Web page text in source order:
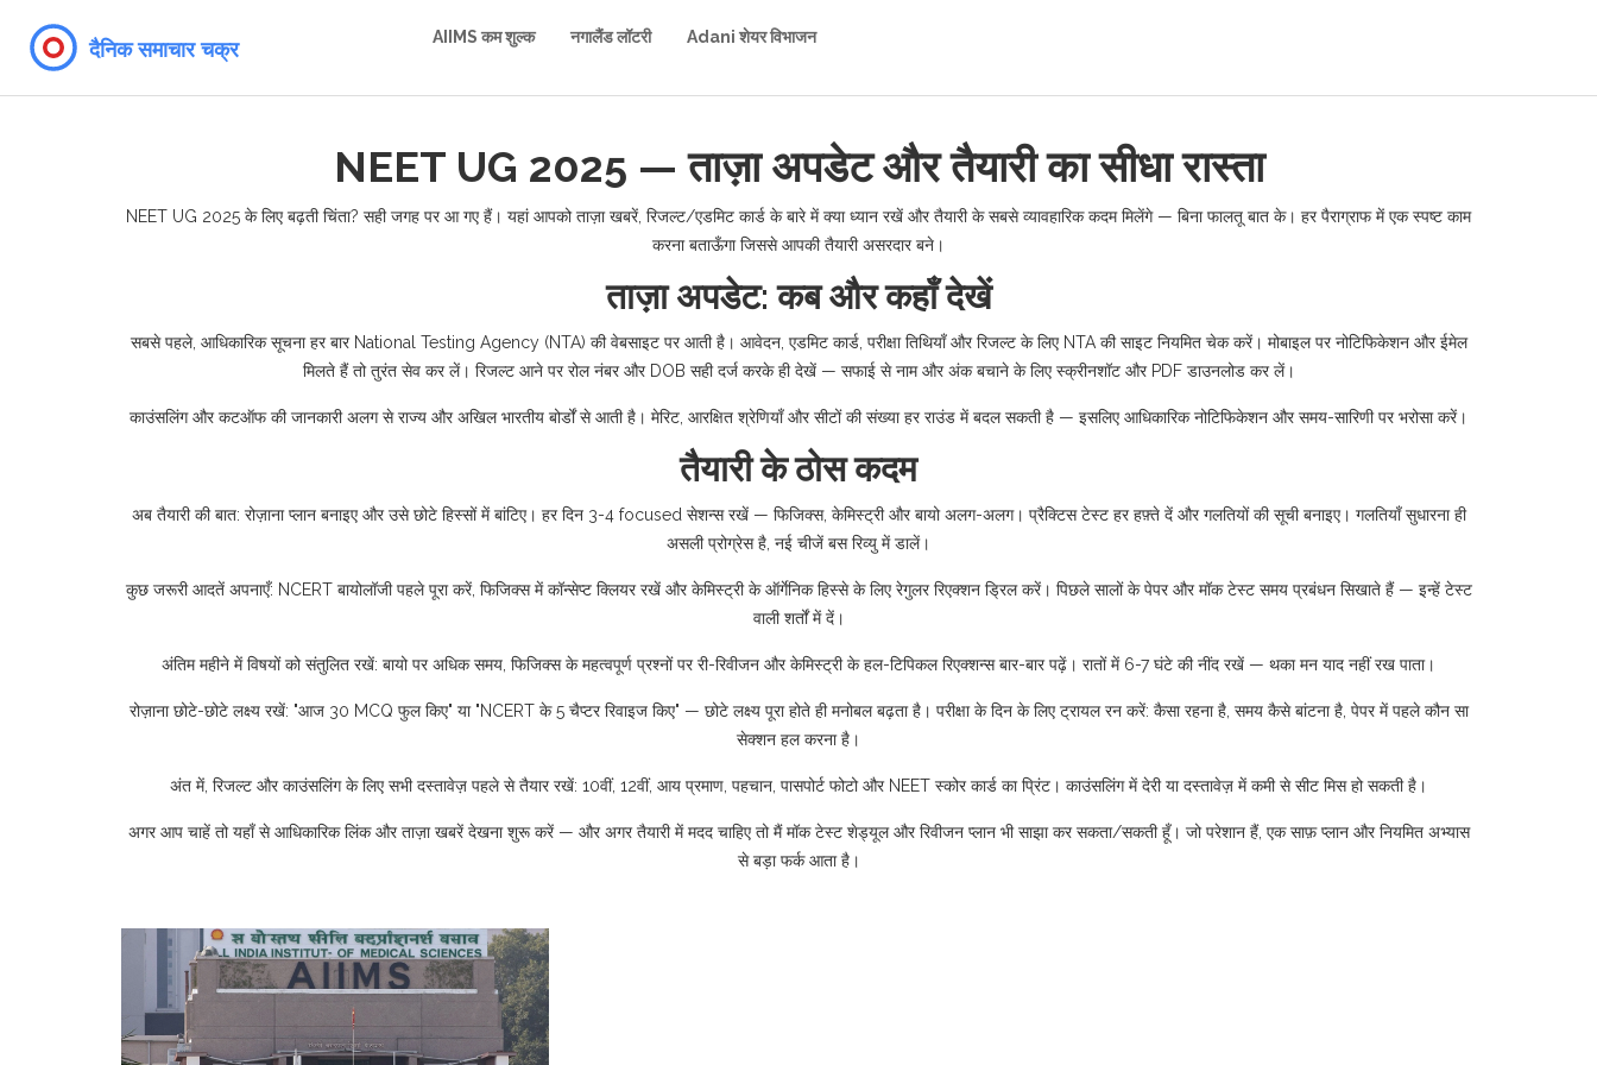
AIIMS कम शुल्क नगालैंड लॉटरी Adani शेयर विभाजन
NEET UG 2025 — ताज़ा अपडेट और तैयारी का सीधा रास्ता
NEET UG 2025 के लिए बढ़ती चिंता? सही जगह पर आ गए हैं। यहां आपको ताज़ा खबरें, रिजल्ट/एडमिट कार्ड के बारे में क्या ध्यान रखें और तैयारी के सबसे व्यावहारिक कदम मिलेंगे — बिना फालतू बात के। हर पैराग्राफ में एक स्पष्ट काम
करना बताऊँगा जिससे आपकी तैयारी असरदार बने।
ताज़ा अपडेट: कब और कहाँ देखें
सबसे पहले, आधिकारिक सूचना हर बार National Testing Agency (NTA) की वेबसाइट पर आती है। आवेदन, एडमिट कार्ड, परीक्षा तिथियाँ और रिजल्ट के लिए NTA की साइट नियमित चेक करें। मोबाइल पर नोटिफिकेशन और ईमेल
मिलते हैं तो तुरंत सेव कर लें। रिजल्ट आने पर रोल नंबर और DOB सही दर्ज करके ही देखें — सफाई से नाम और अंक बचाने के लिए स्क्रीनशॉट और PDF डाउनलोड कर लें।
काउंसलिंग और कटऑफ की जानकारी अलग से राज्य और अखिल भारतीय बोर्डों से आती है। मेरिट, आरक्षित श्रेणियाँ और सीटों की संख्या हर राउंड में बदल सकती है — इसलिए आधिकारिक नोटिफिकेशन और समय-सारिणी पर भरोसा करें।
तैयारी के ठोस कदम
अब तैयारी की बात: रोज़ाना प्लान बनाइए और उसे छोटे हिस्सों में बांटिए। हर दिन 3-4 focused सेशन्स रखें — फिजिक्स, केमिस्ट्री और बायो अलग-अलग। प्रैक्टिस टेस्ट हर हफ़्ते दें और गलतियों की सूची बनाइए। गलतियाँ सुधारना ही
असली प्रोग्रेस है, नई चीजें बस रिव्यु में डालें।
कुछ जरूरी आदतें अपनाएँ: NCERT बायोलॉजी पहले पूरा करें, फिजिक्स में कॉन्सेप्ट क्लियर रखें और केमिस्ट्री के ऑर्गेनिक हिस्से के लिए रेगुलर रिएक्शन ड्रिल करें। पिछले सालों के पेपर और मॉक टेस्ट समय प्रबंधन सिखाते हैं — इन्हें टेस्ट
वाली शर्तों में दें।
अंतिम महीने में विषयों को संतुलित रखें: बायो पर अधिक समय, फिजिक्स के महत्वपूर्ण प्रश्नों पर री-रिवीजन और केमिस्ट्री के हल-टिपिकल रिएक्शन्स बार-बार पढ़ें। रातों में 6-7 घंटे की नींद रखें — थका मन याद नहीं रख पाता।
रोज़ाना छोटे-छोटे लक्ष्य रखें: "आज 30 MCQ फुल किए" या "NCERT के 5 चैप्टर रिवाइज किए" — छोटे लक्ष्य पूरा होते ही मनोबल बढ़ता है। परीक्षा के दिन के लिए ट्रायल रन करें: कैसा रहना है, समय कैसे बांटना है, पेपर में पहले कौन सा
सेक्शन हल करना है।
अंत में, रिजल्ट और काउंसलिंग के लिए सभी दस्तावेज़ पहले से तैयार रखें: 10वीं, 12वीं, आय प्रमाण, पहचान, पासपोर्ट फोटो और NEET स्कोर कार्ड का प्रिंट। काउंसलिंग में देरी या दस्तावेज़ में कमी से सीट मिस हो सकती है।
अगर आप चाहें तो यहाँ से आधिकारिक लिंक और ताज़ा खबरें देखना शुरू करें — और अगर तैयारी में मदद चाहिए तो मैं मॉक टेस्ट शेड्यूल और रिवीजन प्लान भी साझा कर सकता/सकती हूँ। जो परेशान हैं, एक साफ़ प्लान और नियमित अभ्यास
से बड़ा फर्क आता है।